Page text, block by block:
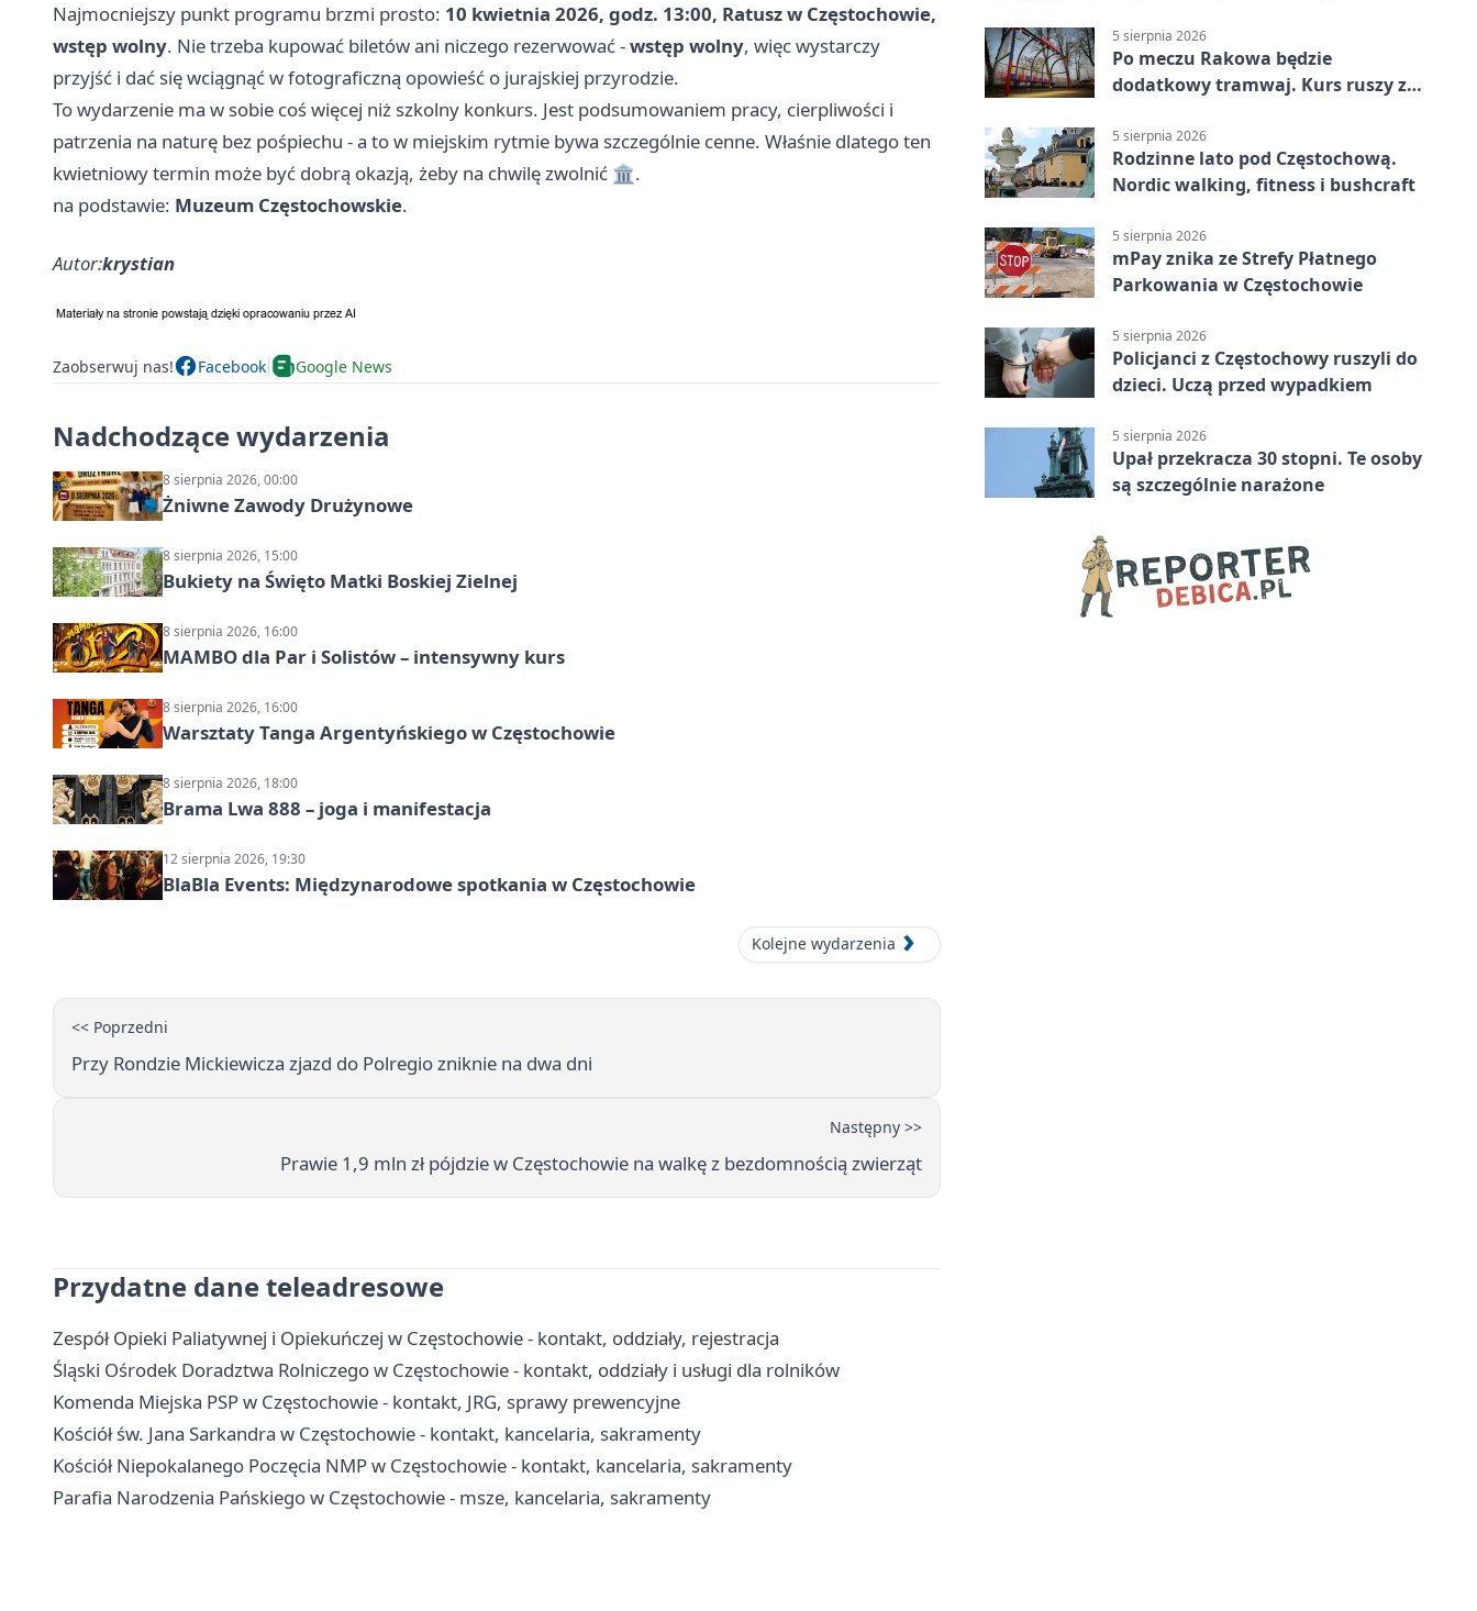
Najmocniejszy punkt programu brzmi prosto: 10 kwietnia 2026, godz. 13:00, Ratusz w Częstochowie,
wstęp wolny. Nie trzeba kupować biletów ani niczego rezerwować -wstęp wolny, więc wystarczy
przyjść i dać się wciągnąć w fotograficzną opowieść o jurajskiej przyrodzie.
To wydarzenie ma w sobie coś więcej niż szkolny konkurs. Jest podsumowaniem pracy, cierpliwości i
patrzenia na naturę bez pośpiechu - a to w miejskim rytmie bywa szczególnie cenne. Właśnie dlatego ten
kwietniowy termin może być dobrą okazją, żeby na chwilę zwolnić 🏛️.
na podstawie: Muzeum Częstochowskie.
Autor:krystian
Zaobserwuj nas! Facebook Google News
Nadchodzące wydarzenia
8 sierpnia 2026, 00:00
Żniwne Zawody Drużynowe
8 sierpnia 2026, 15:00
Bukiety na Święto Matki Boskiej Zielnej
8 sierpnia 2026, 16:00
MAMBO dla Par i Solistów – intensywny kurs
8 sierpnia 2026, 16:00
Warsztaty Tanga Argentyńskiego w Częstochowie
8 sierpnia 2026, 18:00
Brama Lwa 888 – joga i manifestacja
12 sierpnia 2026, 19:30
BlaBla Events: Międzynarodowe spotkania w Częstochowie
Kolejne wydarzenia
<< Poprzedni
Przy Rondzie Mickiewicza zjazd do Polregio zniknie na dwa dni
Następny >>
Prawie 1,9 mln zł pójdzie w Częstochowie na walkę z bezdomnością zwierząt
Przydatne dane teleadresowe
Zespół Opieki Paliatywnej i Opiekuńczej w Częstochowie - kontakt, oddziały, rejestracja
Śląski Ośrodek Doradztwa Rolniczego w Częstochowie - kontakt, oddziały i usługi dla rolników
Komenda Miejska PSP w Częstochowie - kontakt, JRG, sprawy prewencyjne
Kościół św. Jana Sarkandra w Częstochowie - kontakt, kancelaria, sakramenty
Kościół Niepokalanego Poczęcia NMP w Częstochowie - kontakt, kancelaria, sakramenty
Parafia Narodzenia Pańskiego w Częstochowie - msze, kancelaria, sakramenty
5 sierpnia 2026
Po meczu Rakowa będzie
dodatkowy tramwaj. Kurs ruszy ze
5 sierpnia 2026
Rodzinne lato pod Częstochową.
Nordic walking, fitness i bushcraft
5 sierpnia 2026
mPay znika ze Strefy Płatnego
Parkowania w Częstochowie
5 sierpnia 2026
Policjanci z Częstochowy ruszyli do
dzieci. Uczą przed wypadkiem
5 sierpnia 2026
Upał przekracza 30 stopni. Te osoby
są szczególnie narażone